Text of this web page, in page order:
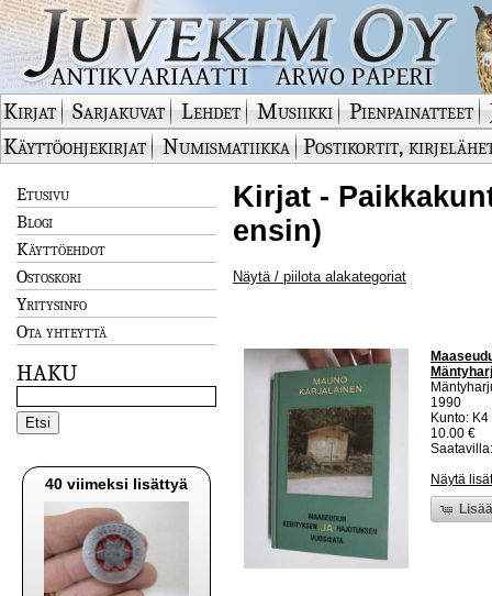
Kirjat Sarjakuvat Lehdet Musiikki Pienpainatteet
Käyttöohjekirjat
Numismatiikka Postikortit,
Etusivu
Blogi
Käyttöehdot
Ostoskori
Yritysinfo
Ota yhteyttä
HAKU
40 viimeksi lisättyä
Kirjat -
ensin)
Näytä / piilota alakategoriat
1990
Kunto:
10.00 €
Näytä